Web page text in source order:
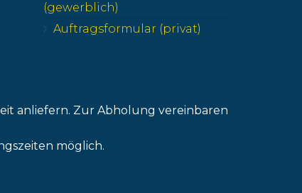
(gewerblich)
Auftragsformular (privat)
anliefern. Zur Abholung vereinbaren
möglich.